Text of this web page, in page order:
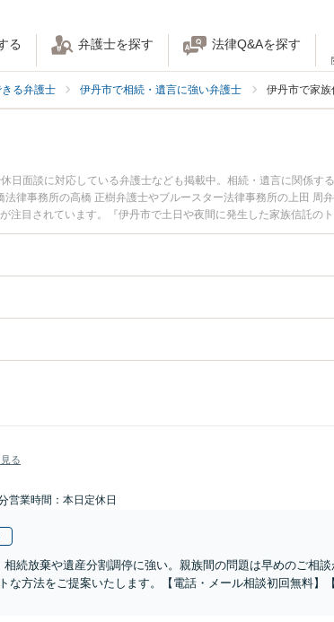
る 弁護士を探す 法律Q&Aを探す
る弁護士 伊丹市で相続・遺言に強い弁護士 伊丹市で家
面談に対応している弁護士なども掲載中。相続・遺言に関係す
律事務所の高橋 正樹弁護士やブルースター法律事務所の上田 周
目されています。『伊丹市で土日や夜間に発生した家族信託の
初回相談無料で家族信託を法律相談できる伊丹市内の弁護士に相
る
営業時間：本日定休日
相続放棄や遺産分割調停に強い。親族間の問題は早めのご相
な方法をご提案いたします。【電話・メール相談初回無料】